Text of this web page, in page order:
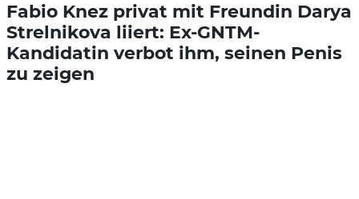
Fabio Knez privat mit Freundin Darya
Strelnikova liiert: Ex-GNTM-
Kandidatin verbot ihm, seinen Penis
zu zeigen